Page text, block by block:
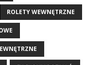
ROLETY WEWNĘTRZNE